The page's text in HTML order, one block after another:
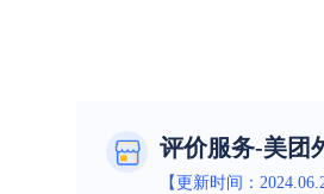
评价服务-美团
【更新时间：